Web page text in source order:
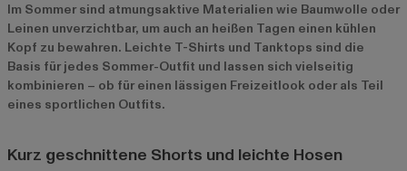
Im Sommer sind atmungsaktive Materialien wie Baumwolle oder
Leinen unverzichtbar, um auch an heißen Tagen einen kühlen
Kopf zu bewahren. Leichte T-Shirts und Tanktops sind die
Basis für jedes Sommer-Outfit und lassen sich vielseitig
kombinieren – ob für einen lässigen Freizeitlook oder als Teil
eines sportlichen Outfits.
Kurz geschnittene Shorts und leichte Hosen